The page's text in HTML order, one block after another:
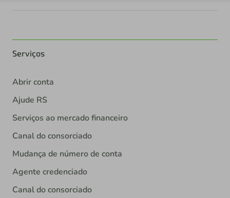
Serviços
Abrir conta
Ajude RS
Serviços ao mercado financeiro
Canal do consorciado
Mudança de número de conta
Agente credenciado
Canal do consorciado